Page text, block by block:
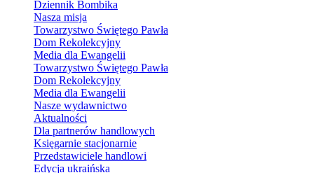
Dziennik Bombika
Nasza misja
Towarzystwo Świętego Pawła
Dom Rekolekcyjny
Media dla Ewangelii
Towarzystwo Świętego Pawła
Dom Rekolekcyjny
Media dla Ewangelii
Nasze wydawnictwo
Aktualności
Dla partnerów handlowych
Księgarnie stacjonarnie
Przedstawiciele handlowi
Edycja ukraińska